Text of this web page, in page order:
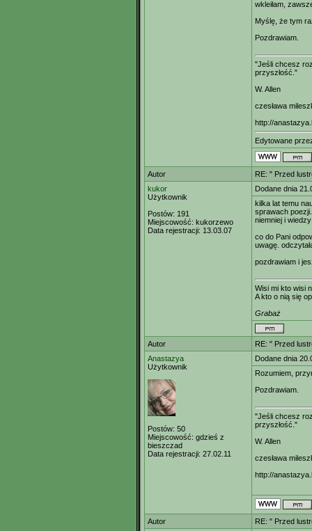
wkleiłam,
Myślę, że tym
Pozdrawiam.
"Jeśli chcesz
przyszłość."
W. Allen
czesława
http://
Edytowane
Autor
RE: " Przed
kukor
Użytkownik
Postów: 191
Miejscowość: kukorzewo
Data rejestracji: 13.03.07
Dodane dnia
kilka lat temu
sprawach
niemniej i
co do Pani
uwagę.
pozdrawiam i
Wisi mi kto wisi
A kto o nią się
Grabaż
Autor
RE: " Przed
Anastazya
Użytkownik
Postów: 50
Miejscowość: gdzieś z
bieszczad
Data rejestracji: 27.02.11
Dodane dnia
Rozumiem,
Pozdrawiam.
"Jeśli chcesz
przyszłość."
W. Allen
czesława
http://
Autor
RE: " Przed